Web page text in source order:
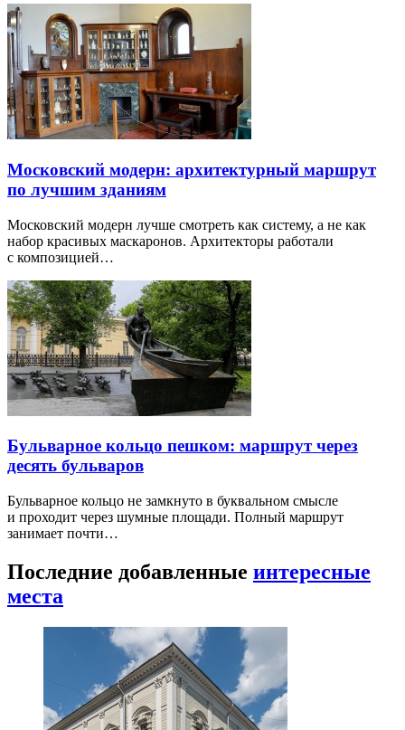
Московский модерн: архитектурный маршрут
по лучшим зданиям
Московский модерн лучше смотреть как систему, а не как
набор красивых маскаронов. Архитекторы работали
с композицией…
Бульварное кольцо пешком: маршрут через
десять бульваров
Бульварное кольцо не замкнуто в буквальном смысле
и проходит через шумные площади. Полный маршрут
занимает почти…
Последние добавленные интересные
места